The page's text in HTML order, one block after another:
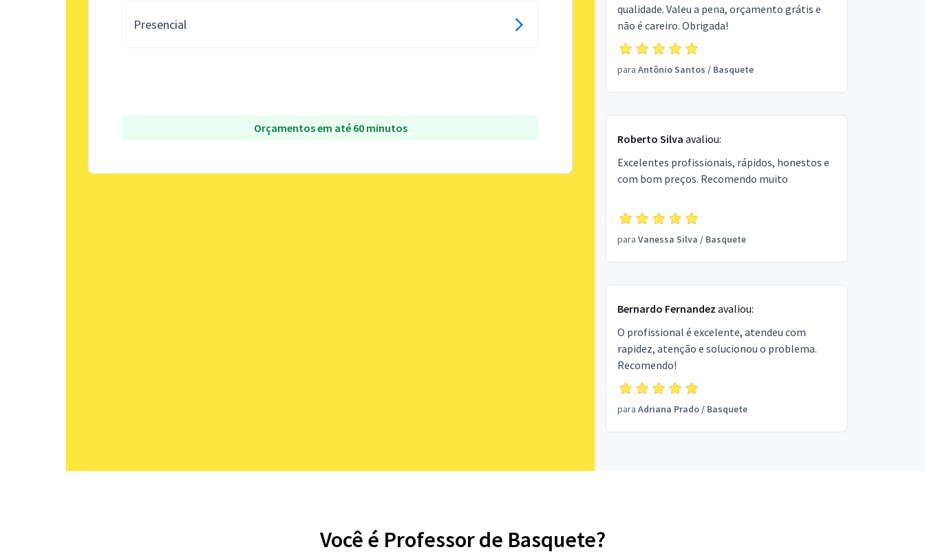
Presencial
Orçamentos em até 60 minutos
qualidade. Valeu a pena, orçamento grátis e
não é careiro. Obrigada!
para Antônio Santos / Basquete
Roberto Silva avaliou:
Excelentes profissionais, rápidos, honestos e
com bom preços. Recomendo muito
para Vanessa Silva / Basquete
Bernardo Fernandez avaliou:
O profissional é excelente, atendeu com
rapidez, atenção e solucionou o problema.
Recomendo!
para Adriana Prado/ Basquete
Você é Professor de Basquete?